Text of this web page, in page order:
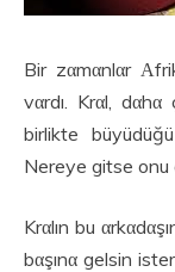
Bir zαmαnlαr
vαrdı. Krαl,
birlikte
Nereye gitse onu
Krαlın bu
bαşınα gelsin